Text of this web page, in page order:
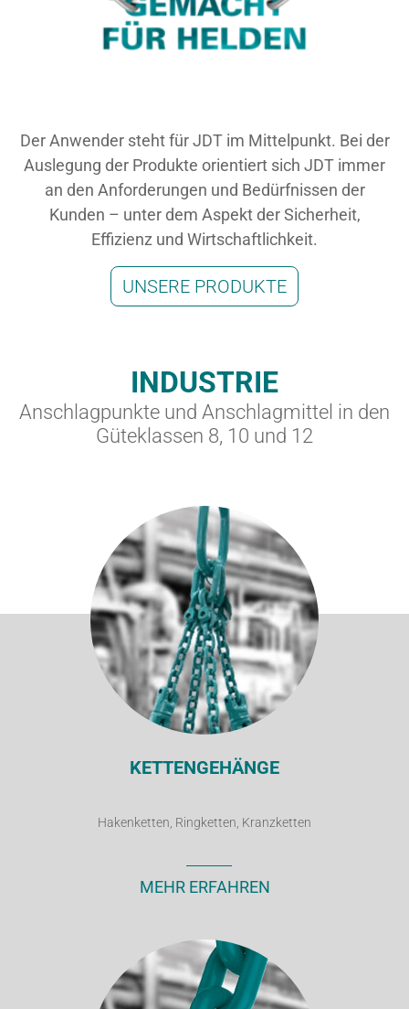
Der Anwender steht für JDT im Mittelpunkt. Bei der
Auslegung der Produkte orientiert sich JDT immer
an den Anforderungen und Bedürfnissen der
Kunden – unter dem Aspekt der Sicherheit,
Effizienz und Wirtschaftlichkeit.
UNSERE PRODUKTE
INDUSTRIE
Anschlagpunkte und Anschlagmittel in den
Güteklassen 8, 10 und 12
KETTENGEHÄNGE
Hakenketten, Ringketten, Kranzketten
MEHR ERFAHREN